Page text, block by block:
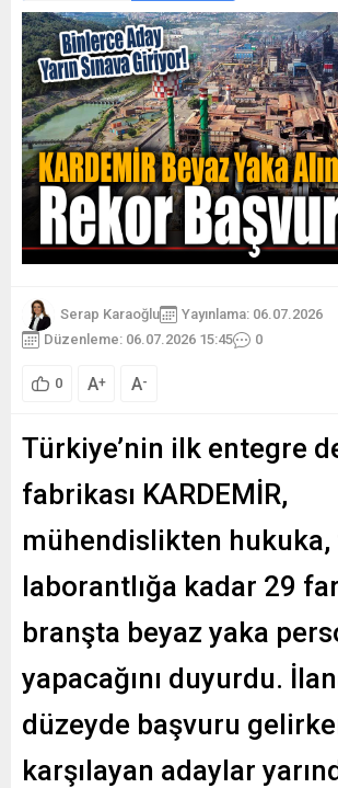
Serap Karaoğlu
Yayınlama: 06.07.2026
Düzenleme: 06.07.2026 15:45
0
0 A+ A-
Türkiye’nin ilk entegre
fabrikası KARDEMİR,
mühendislikten
laborantlığa kadar 29
branşta beyaz yaka
yapacağını duyurdu.
düzeyde başvuru
karşılayan adaylar